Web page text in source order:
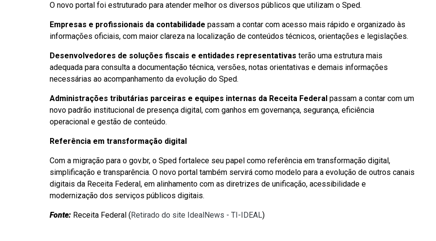
O novo portal foi estruturado para atender melhor os diversos públicos que utilizam o Sped.
Empresas e profissionais da contabilidade passam a contar com acesso mais rápido e organizado às
informações oficiais, com maior clareza na localização de conteúdos técnicos, orientações e legislações.
Desenvolvedores de soluções fiscais e entidades representativas terão uma estrutura mais
adequada para consulta a documentação técnica, versões, notas orientativas e demais informações
necessárias ao acompanhamento da evolução do Sped.
Administrações tributárias parceiras e equipes internas da Receita Federal passam a contar com um
novo padrão institucional de presença digital, com ganhos em governança, segurança, eficiência
operacional e gestão de conteúdo.
Referência em transformação digital
Com a migração para o gov.br, o Sped fortalece seu papel como referência em transformação digital,
simplificação e transparência. O novo portal também servirá como modelo para a evolução de outros canais
digitais da Receita Federal, em alinhamento com as diretrizes de unificação, acessibilidade e
modernização dos serviços públicos digitais.
Fonte: Receita Federal (Retirado do site IdealNews - TI-IDEAL)